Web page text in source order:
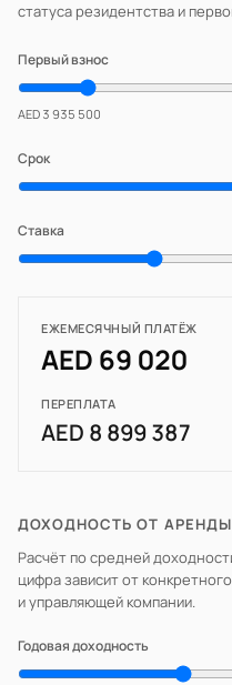
статуса резидентства и
Первый взнос
AED 3 935 500
Срок
Ставка
ЕЖЕМЕСЯЧНЫЙ ПЛАТЁЖ
AED 69 020
ПЕРЕПЛАТА
AED 8 899 387
ДОХОДНОСТЬ ОТ АРЕНДЫ
Расчёт по средней
цифра зависит от
и управляющей компании.
Годовая доходность